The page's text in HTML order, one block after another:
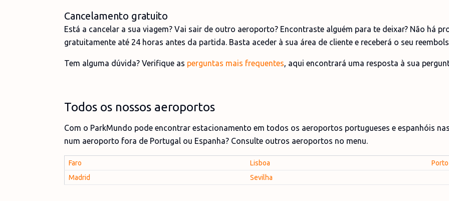
Cancelamento gratuito
Está a cancelar a sua viagem? Vai sair de outro aeroporto? Encontraste alguém para te deixar? Não há
gratuitamente até 24 horas antes da partida. Basta aceder à sua área de cliente e receberá o seu
Tem alguma dúvida? Verifique as perguntas mais frequentes, aqui encontrará uma resposta à sua
Todos os nossos aeroportos
Com o ParkMundo pode encontrar estacionamento em todos os aeroportos portugueses e espanhóis
num aeroporto fora de Portugal ou Espanha? Consulte outros aeroportos no menu.
Faro Lisboa
Porto
Madrid
Sevilha